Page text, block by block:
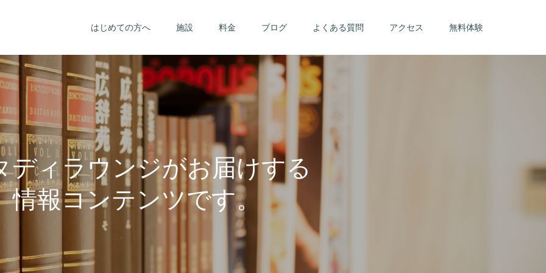
はじめての方へ 施設 料金 ブログ よくある質問 アクセス 無料体験
ディラウ ンジがお届けする
情報コンテンツです。